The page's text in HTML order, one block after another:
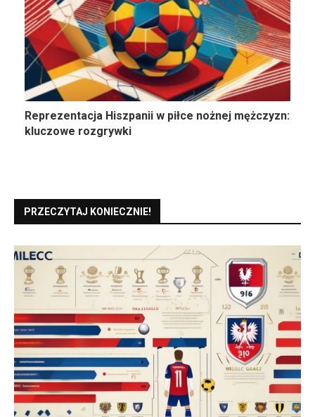
Reprezentacja Hiszpanii w piłce nożnej mężczyzn:
kluczowe rozgrywki
PRZECZYTAJ KONIECZNIE!